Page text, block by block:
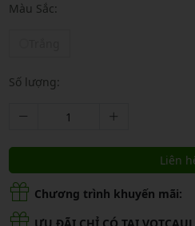
Màu Sắc:
Số lượng:
Liên
Chương trình khuyến mãi: